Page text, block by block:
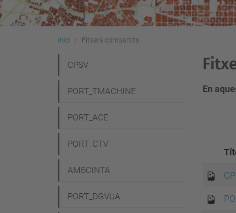
Inici Fitxers compartits
En
a
v
g
a
i
ó
CPSV
PORT_TMACHINE
PORT_ACE
PORT_CTV
AMBCINTA
PORT_DGVUA